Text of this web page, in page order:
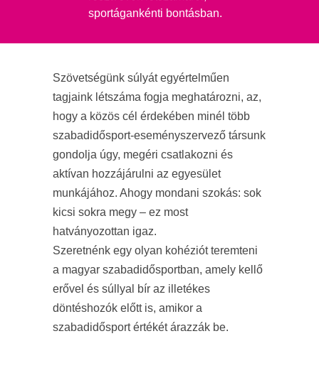
sportágankénti bontásban.
Szövetségünk súlyát egyértelműen
tagjaink létszáma fogja meghatározni, az,
hogy a közös cél érdekében minél több
szabadidősport-eseményszervező társunk
gondolja úgy, megéri csatlakozni és
aktívan hozzájárulni az egyesület
munkájához. Ahogy mondani szokás: sok
kicsi sokra megy – ez most
hatványozottan igaz.
Szeretnénk egy olyan kohéziót teremteni
a magyar szabadidősportban, amely kellő
erővel és súllyal bír az illetékes
döntéshozók előtt is, amikor a
szabadidősport értékét árazzák be.